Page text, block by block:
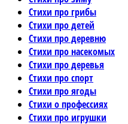
Стихи про грибы
Стихи про детей
Стихи про деревню
Стихи про насекомых
Стихи про деревья
Стихи про спорт
Стихи про ягоды
Стихи о профессиях
Стихи про игрушки